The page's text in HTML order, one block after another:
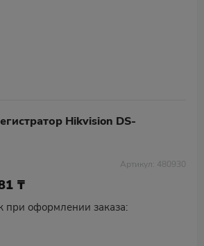
Hikvision DS-
Артикул: 480930
₸
при оформлении заказа: